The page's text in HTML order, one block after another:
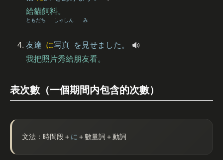
給貓飼料。
友達
ともだち
に写真
しゃしん
を 見
み
せました。
我把照片秀給朋友看。
表次數（一個期間内包含的次數）
文法：時間段＋ に ＋數量詞＋動詞